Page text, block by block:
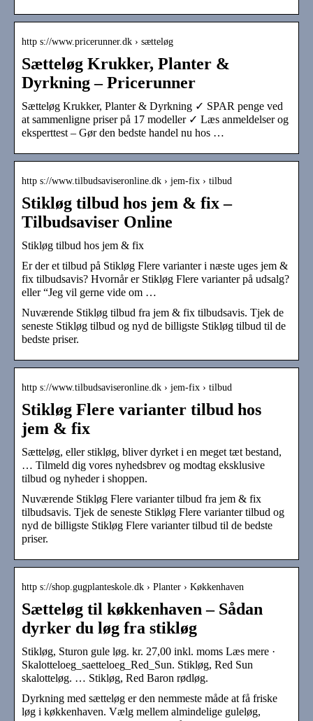
http s://www.pricerunner.dk › sætteløg
Sætteløg Krukker, Planter &
Dyrkning – Pricerunner
Sætteløg Krukker, Planter & Dyrkning ✓ SPAR penge ved
at sammenligne priser på 17 modeller ✓ Læs anmeldelser og
eksperttest – Gør den bedste handel nu hos …
http s://www.tilbudsaviseronline.dk › jem-fix › tilbud
Stikløg tilbud hos jem & fix –
Tilbudsaviser Online
Stikløg tilbud hos jem & fix
Er der et tilbud på Stikløg Flere varianter i næste uges jem &
fix tilbudsavis? Hvornår er Stikløg Flere varianter på udsalg?
eller “Jeg vil gerne vide om …
Nuværende Stikløg tilbud fra jem & fix tilbudsavis. Tjek de
seneste Stikløg tilbud og nyd de billigste Stikløg tilbud til de
bedste priser.
http s://www.tilbudsaviseronline.dk › jem-fix › tilbud
Stikløg Flere varianter tilbud hos
jem & fix
Sætteløg, eller stikløg, bliver dyrket i en meget tæt bestand,
… Tilmeld dig vores nyhedsbrev og modtag eksklusive
tilbud og nyheder i shoppen.
Nuværende Stikløg Flere varianter tilbud fra jem & fix
tilbudsavis. Tjek de seneste Stikløg Flere varianter tilbud og
nyd de billigste Stikløg Flere varianter tilbud til de bedste
priser.
http s://shop.gugplanteskole.dk › Planter › Køkkenhaven
Sætteløg til køkkenhaven – Sådan
dyrker du løg fra stikløg
Stikløg, Sturon gule løg. kr. 27,00 inkl. moms Læs mere ·
Skalotteloeg_saetteloeg_Red_Sun. Stikløg, Red Sun
skalotteløg. … Stikløg, Red Baron rødløg.
Dyrkning med sætteløg er den nemmeste måde at få friske
løg i køkkenhaven. Vælg mellem almindelige guleløg,